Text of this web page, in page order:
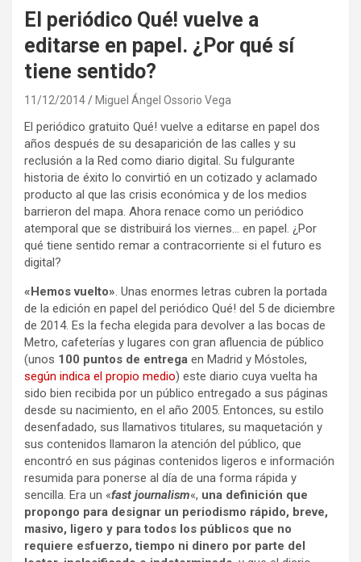
El periódico Qué! vuelve a
editarse en papel. ¿Por qué sí
tiene sentido?
11/12/2014 Miguel Ángel Ossorio Vega
El periódico gratuito Qué! vuelve a editarse en papel dos
años después de su desaparición de las calles y su
reclusión a la Red como diario digital. Su fulgurante
historia de éxito lo convirtió en un cotizado y aclamado
producto al que las crisis económica y de los medios
barrieron del mapa. Ahora renace como un periódico
atemporal que se distribuirá los viernes… en papel. ¿Por
qué tiene sentido remar a contracorriente si el futuro es
digital?
«Hemos vuelto». Unas enormes letras cubren la portada
de la edición en papel del periódico Qué! del 5 de diciembre
de 2014. Es la fecha elegida para devolver a las bocas de
Metro, cafeterías y lugares con gran afluencia de público
(unos 100 puntos de entrega en Madrid y Móstoles,
según indica el propio medio) este diario cuya vuelta ha
sido bien recibida por un público entregado a sus páginas
desde su nacimiento, en el año 2005. Entonces, su estilo
desenfadado, sus llamativos titulares, su maquetación y
sus contenidos llamaron la atención del público, que
encontró en sus páginas contenidos ligeros e información
resumida para ponerse al día de una forma rápida y
sencilla. Era un «fast journalism«, una definición que
propongo para designar un periodismo rápido, breve,
masivo, ligero y para todos los públicos que no
requiere esfuerzo, tiempo ni dinero por parte del